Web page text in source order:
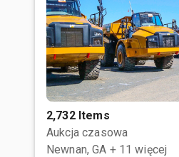
2,732 Items
Aukcja czasowa
Newnan, GA + 11 więcej